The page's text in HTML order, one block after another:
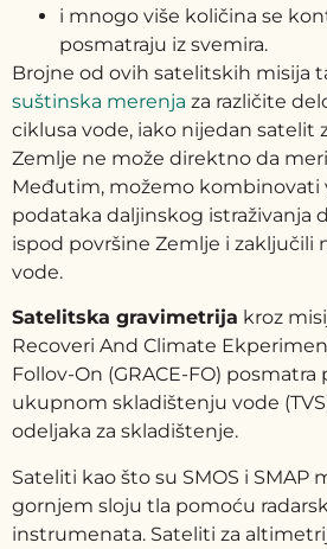
i mnogo više količina se
posmatraju iz svemira.
Brojne od ovih satelitskih misija
suštinska merenja za različite
ciklusa vode, iako nijedan satelit
Zemlje ne može direktno da
Međutim, možemo kombinovati
podataka daljinskog istraživanja
ispod površine Zemlje i zaključili
vode.
Satelitska gravimetrija kroz
Recoveri And Climate
Follov-On (GRACE-FO)
ukupnom skladištenju vode
odeljaka za skladištenje.
Sateliti kao što su SMOS i SMAP
gornjem sloju tla pomoću
instrumenata. Sateliti za